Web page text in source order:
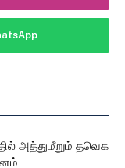
அத்துமீறும் தவெக